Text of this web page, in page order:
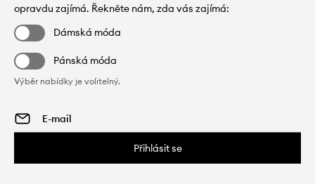
opravdu zajímá. Řekněte nám, zda vás zajímá:
Dámská móda
Pánská móda
Výběr nabídky je volitelný.
Přihlásit se